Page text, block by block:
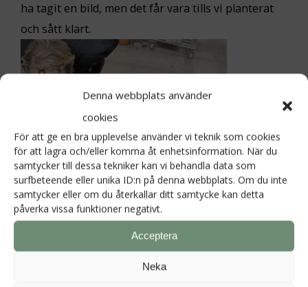
Denna webbplats använder
cookies
För att ge en bra upplevelse använder vi teknik som cookies
för att lagra och/eller komma åt enhetsinformation. När du
samtycker till dessa tekniker kan vi behandla data som
surfbeteende eller unika ID:n på denna webbplats. Om du inte
samtycker eller om du återkallar ditt samtycke kan detta
påverka vissa funktioner negativt.
Acceptera
Neka
ha tagit en bild, men det får vara tills vi planterat
och sått klart.
Så dags att fixa i ordning små växthusen som vi ska
servera lunch i under lördagen. Möblera om och se